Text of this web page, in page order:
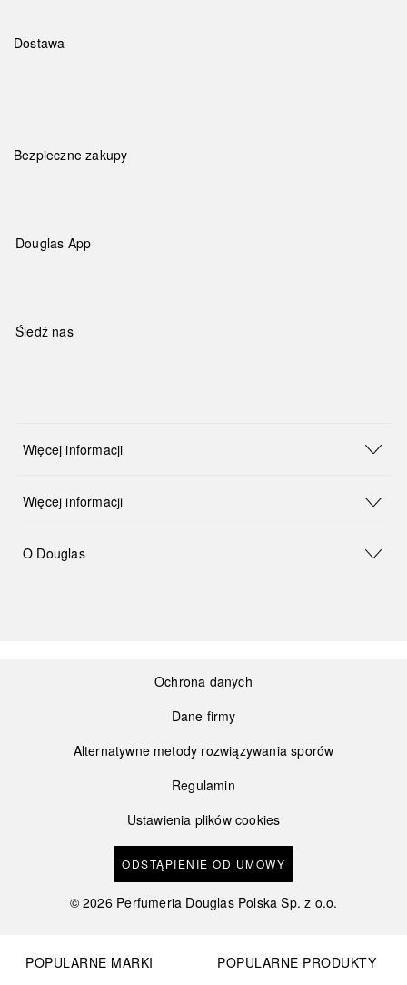
Dostawa
Bezpieczne zakupy
Douglas App
Śledź nas
Więcej informacji
Więcej informacji
O Douglas
Ochrona danych
Dane firmy
Alternatywne metody rozwiązywania sporów
Regulamin
Ustawienia plików cookies
ODSTĄPIENIE OD UMOWY
©2026 Perfumeria Douglas Polska Sp. z o.o.
POPULARNE MARKI
POPULARNE PRODUKTY